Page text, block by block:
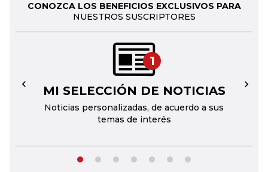
CONOZCA LOS BENEFICIOS EXCLUSIVOS PARA
NUESTROS SUSCRIPTORES
1
MI SELECCIÓN DE NOTICIAS
Noticias personalizadas, de acuerdo a sus
temas de interés
← →